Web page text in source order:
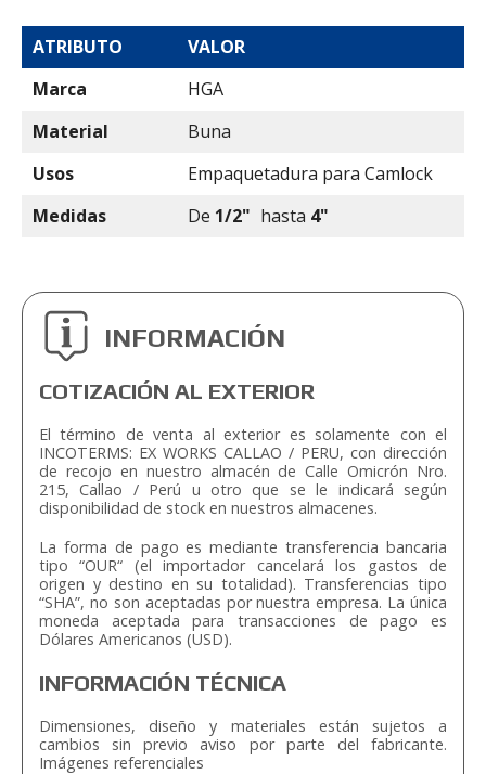
ATRIBUTO
VALOR
Marca
HGA
Material
Buna
Usos
Empaquetadura para Camlock
Medidas
De 1/2" hasta 4"
INFORMACIÓN
COTIZACIÓN AL EXTERIOR
El término de venta al exterior es solamente con el
INCOTERMS: EX WORKS CALLAO / PERU, con dirección
de recojo en nuestro almacén de Calle Omicrón Nro.
215, Callao / Perú u otro que se le indicará según
disponibilidad de stock en nuestros almacenes.
La forma de pago es mediante transferencia bancaria
tipo “OUR“ (el importador cancelará los gastos de
origen y destino en su totalidad). Transferencias tipo
“SHA”, no son aceptadas por nuestra empresa. La única
moneda aceptada para transacciones de pago es
Dólares Americanos (USD).
INFORMACIÓN TÉCNICA
Dimensiones, diseño y materiales están sujetos a
cambios sin previo aviso por parte del fabricante.
Imágenes referenciales